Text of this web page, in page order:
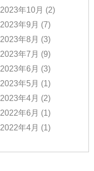
2023年10月 (2)
2023年9月 (7)
2023年8月 (3)
2023年7月 (9)
2023年6月 (3)
2023年5月 (1)
2023年4月 (2)
2022年6月 (1)
2022年4月 (1)